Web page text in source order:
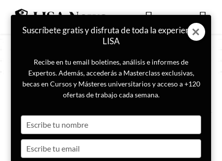
ETIQUETA
Políticas de seguridad
Límites y restricciones de la
lucha antiterrorista a nivel
global
Suscríbete gratis y disfruta de toda la experiencia
LISA
Recibe en tu email boletines, análisis e informes de
Expertos. Además, accederás a Masterclass exclusivas,
becas en Cursos y Másteres universitarios y acceso a +120
ofertas de trabajo cada semana.
your
name
your